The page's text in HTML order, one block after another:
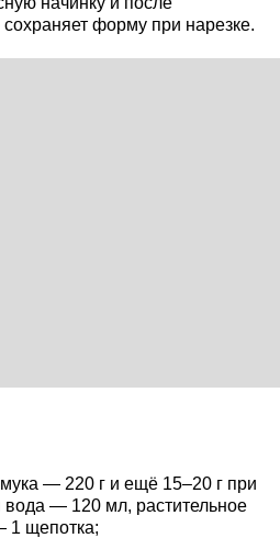
форму при нарезке.
— 220 г и ещё 15–20 г при
вода — 120 мл, растительное
1 щепотка;